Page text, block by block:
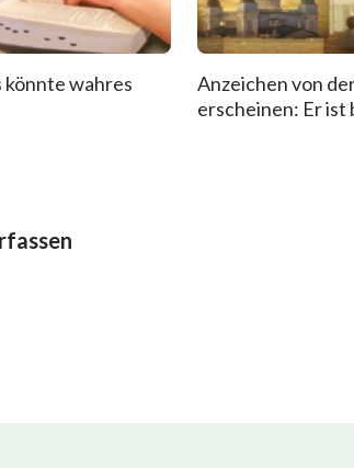
könnte wahres
Anzeichen von
erscheinen: Er ist